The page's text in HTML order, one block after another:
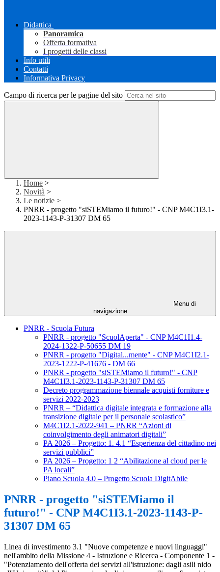
Didattica
Panoramica
Offerta formativa
I progetti delle classi
Info utili
Contatti
Informativa Privacy
Campo di ricerca per le pagine del sito
Home >
Novità >
Le notizie >
PNRR - progetto "siSTEMiamo il futuro!" - CNP M4C1I3.1-
2023-1143-P-31307 DM 65
Menu di
navigazione
PNRR - Scuola Futura
PNRR - progetto "ScuolAperta" - CNP M4C1I1.4-
2024-1322-P-50655 DM 19
PNRR - progetto "Digital...mente" - CNP M4C1I2.1-
2023-1222-P-41676 - DM 66
PNRR - progetto "siSTEMiamo il futuro!" - CNP
M4C1I3.1-2023-1143-P-31307 DM 65
Decreto programmazione biennale acquisti forniture e
servizi 2022-2023
PNRR – “Didattica digitale integrata e formazione alla
transizione digitale per il personale scolastico”
M4C1I2.1-2022-941 – PNRR “Azioni di
coinvolgimento degli animatori digitali”
PA 2026 – Progetto: 1. 4.1 “Esperienza del cittadino nei
servizi pubblici”
PA 2026 – Progetto: 1 2 “Abilitazione al cloud per le
PA locali”
Piano Scuola 4.0 – Progetto Scuola DigitAbile
PNRR - progetto "siSTEMiamo il
futuro!" - CNP M4C1I3.1-2023-1143-P-
31307 DM 65
Linea di investimento 3.1 "Nuove competenze e nuovi linguaggi"
nell'ambito della Missione 4 - Istruzione e Ricerca - Componente 1 -
"Potenziamento dell'offerta dei servizi all'istruzione: dagli asili nido